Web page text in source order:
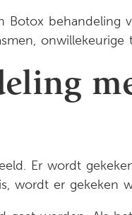
Botox
Er wordt
wordt er gekeken